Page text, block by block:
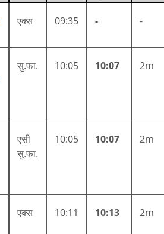
एक्स 09:35 - -
सु.फा. 10:05 10:07 2m
एसी
सु.फा.
10:05 10:07 2m
एक्स 10:11 10:13 2m